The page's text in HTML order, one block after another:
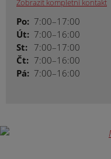
Zobrazit kompletní kontakt
Po: 7:00–17:00
Út: 7:00–16:00
St: 7:00–17:00
Čt: 7:00–16:00
Pá: 7:00–16:00